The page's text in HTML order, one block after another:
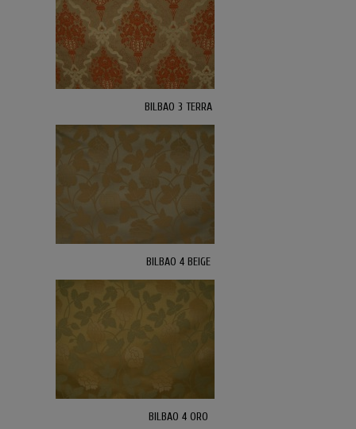
BILBAO 3 TERRA
BILBAO 4 BEIGE
BILBAO 4 ORO